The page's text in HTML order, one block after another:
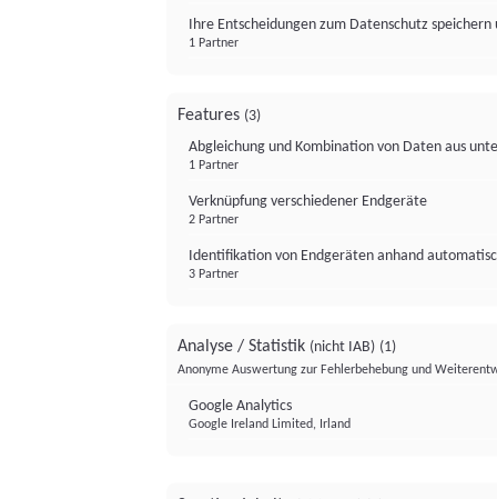
Ihre Entscheidungen zum Datenschutz
1 Partner
Features (3)
Abgleichung und Kombination von Daten aus
1 Partner
Verknüpfung verschiedener Endgeräte
2 Partner
Identifikation von Endgeräten anhand
3 Partner
Analyse / Statistik (nicht IAB) (1)
Anonyme Auswertung zur Fehlerbehebung und
Google Analytics
Google Ireland Limited, Irland